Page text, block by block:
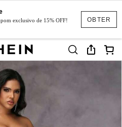
OBTER
exclusivo de 15% OFF!